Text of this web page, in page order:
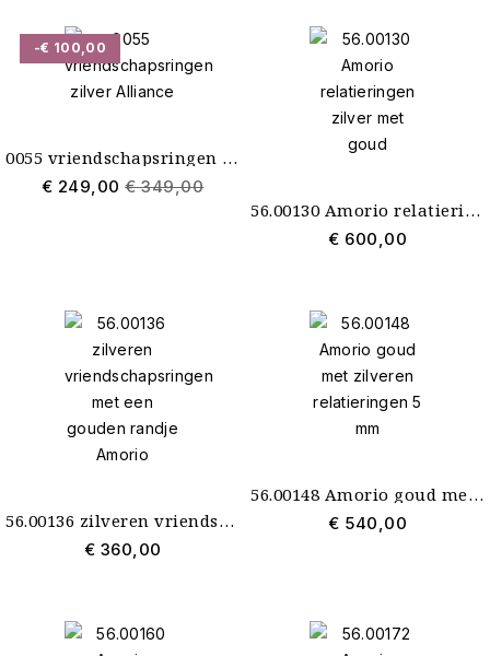
-€ 100,00
0055 vriendschapsringen zilver Alliance
€ 249,00 € 349,00
56.00130 Amorio relatieringen zilver met goud
€ 600,00
56.00136 zilveren vriendschapsringen met een gouden randje Amorio
€ 360,00
56.00148 Amorio goud met zilveren relatieringen 5 mm
€ 540,00